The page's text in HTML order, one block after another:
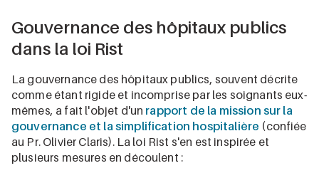
Gouvernance des hôpitaux publics
dans la loi Rist
La gouvernance des hôpitaux publics, souvent décrite
comme étant rigide et incomprise par les soignants eux-
mêmes, a fait l'objet d'un rapport de la mission sur la
gouvernance et la simplification hospitalière (confiée
au Pr. Olivier Claris). La loi Rist s'en est inspirée et
plusieurs mesures en découlent :